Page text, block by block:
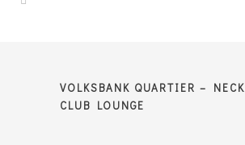
VOLKSBANK QUARTIER –
CLUB LOUNGE